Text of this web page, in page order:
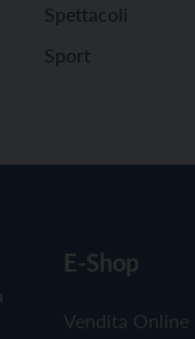
Spettacoli
Sport
E-Shop
Vendita Online